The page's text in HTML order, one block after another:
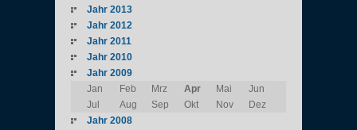
Jahr 2013
Jahr 2012
Jahr 2011
Jahr 2010
Jahr 2009
Jan
Feb Mrz Apr Mai
Jun
Jul
Aug Sep Okt Nov
Dez
Jahr 2008